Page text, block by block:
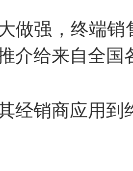
做强，终端
介给来自全国
经销商应用